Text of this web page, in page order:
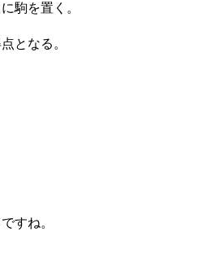
駒を置く。
となる。
すね。